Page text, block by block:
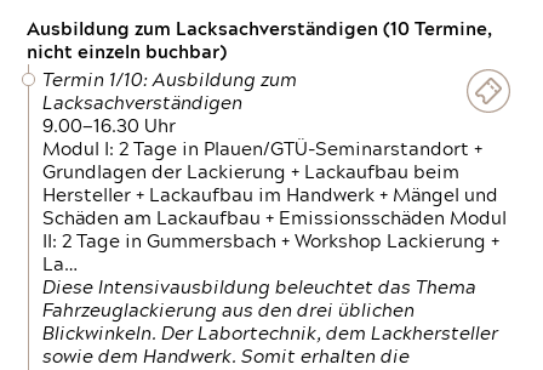
Ausbildung zum Lacksachverständigen (10 Termine,
nicht einzeln buchbar)
Termin 1/10: Ausbildung zum
Lacksachverständigen
9.00—16.30 Uhr
Modul I: 2 Tage in Plauen/GTÜ-Seminarstandort +
Grundlagen der Lackierung + Lackaufbau beim
Hersteller + Lackaufbau im Handwerk + Mängel und
Schäden am Lackaufbau + Emissionsschäden Modul
II: 2 Tage in Gummersbach + Workshop Lackierung +
La…
Diese Intensivausbildung beleuchtet das Thema
Fahrzeuglackierung aus den drei üblichen
Blickwinkeln. Der Labortechnik, dem Lackhersteller
sowie dem Handwerk. Somit erhalten die